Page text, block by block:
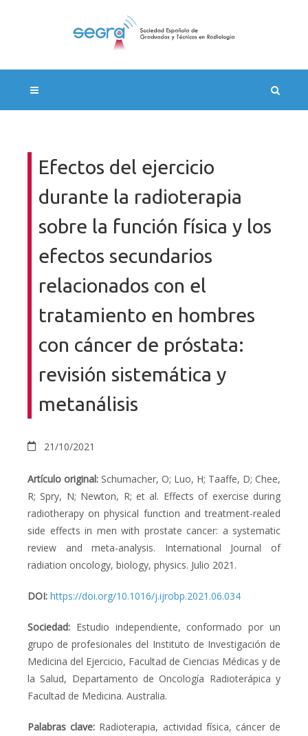
Efectos del ejercicio
durante la radioterapia
sobre la función física y los
efectos secundarios
relacionados con el
tratamiento en hombres
con cáncer de próstata:
revisión sistemática y
metanálisis
21/10/2021
Artículo original: Schumacher, O; Luo, H; Taaffe, D; Chee,
R; Spry, N; Newton, R; et al. Effects of exercise during
radiotherapy on physical function and treatment-realed
side effects in men with prostate cancer: a systematic
review and meta-analysis. International Journal of
radiation oncology, biology, physics. Julio 2021.
DOI: https://doi.org/10.1016/j.ijrobp.2021.06.034
Sociedad: Estudio independiente, conformado por un
grupo de profesionales del Instituto de Investigación de
Medicina del Ejercicio, Facultad de Ciencias Médicas y de
la Salud, Departamento de Oncología Radioterápica y
Facultad de Medicina. Australia.
Palabras clave: Radioterapia, actividad física, cáncer de